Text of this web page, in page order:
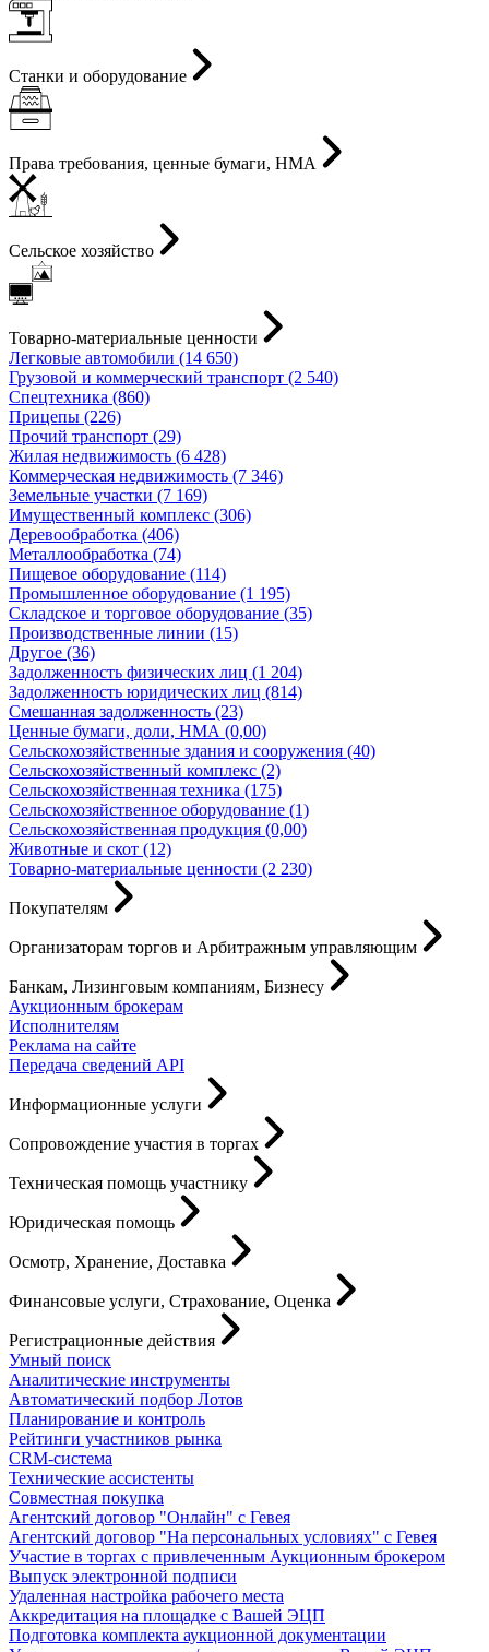
Станки и оборудование
Права требования, ценные бумаги, НМА
Сельское хозяйство
Товарно-материальные ценности
Легковые автомобили (14 650)
Грузовой и коммерческий транспорт (2 540)
Спецтехника (860)
Прицепы (226)
Прочий транспорт (29)
Жилая недвижимость (6 428)
Коммерческая недвижимость (7 346)
Земельные участки (7 169)
Имущественный комплекс (306)
Деревообработка (406)
Металлообработка (74)
Пищевое оборудование (114)
Промышленное оборудование (1 195)
Складское и торговое оборудование (35)
Производственные линии (15)
Другое (36)
Задолженность физических лиц (1 204)
Задолженность юридических лиц (814)
Смешанная задолженность (23)
Ценные бумаги, доли, НМА (0,00)
Сельскохозяйственные здания и сооружения (40)
Сельскохозяйственный комплекс (2)
Сельскохозяйственная техника (175)
Сельскохозяйственное оборудование (1)
Сельскохозяйственная продукция (0,00)
Животные и скот (12)
Товарно-материальные ценности (2 230)
Покупателям
Организаторам торгов и Арбитражным управляющим
Банкам, Лизинговым компаниям, Бизнесу
Аукционным брокерам
Исполнителям
Реклама на сайте
Передача сведений API
Информационные услуги
Сопровождение участия в торгах
Техническая помощь участнику
Юридическая помощь
Осмотр, Хранение, Доставка
Финансовые услуги, Страхование, Оценка
Регистрационные действия
Умный поиск
Аналитические инструменты
Автоматический подбор Лотов
Планирование и контроль
Рейтинги участников рынка
CRM-система
Технические ассистенты
Совместная покупка
Агентский договор "Онлайн" с Гевея
Агентский договор "На персональных условиях" с Гевея
Участие в торгах с привлеченным Аукционным брокером
Выпуск электронной подписи
Удаленная настройка рабочего места
Аккредитация на площадке с Вашей ЭЦП
Подготовка комплекта аукционной документации